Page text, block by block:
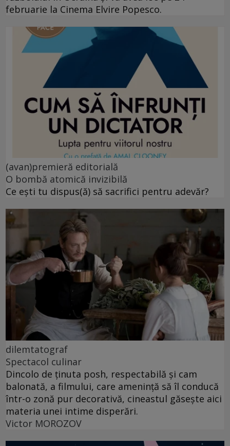
februarie la Cinema Elvire Popesco.
(avan)premieră editorială
O bombă atomică invizibilă
Ce ești tu dispus(ă) să sacrifici pentru adevăr?
dilemtatograf
Spectacol culinar
Dincolo de ținuta posh, respectabilă și cam
balonată, a filmului, care amenință să îl conducă
într-o zonă pur decorativă, cineastul găsește aici
materia unei intime disperări.
Victor MOROZOV